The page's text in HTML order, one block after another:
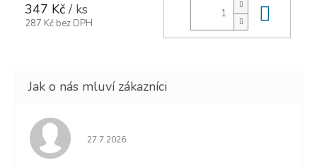
347 Kč / ks
287 Kč bez DPH
Hodnocení obchodu je 5 z 5 hvězdiček.
27.7.2026